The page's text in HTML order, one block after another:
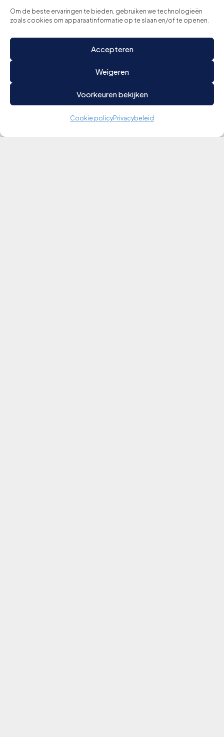
Om de beste ervaringen te bieden, gebruiken we technologieën
zoals cookies om apparaatinformatie op te slaan en/of te openen.
Accepteren
Weigeren
Voorkeuren bekijken
Cookie policyPrivacybeleid